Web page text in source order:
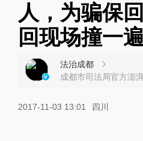
人，为骗保
回现场撞一遍
法治成都
成都市司法局官方澎
2017-11-03 13:01 四川